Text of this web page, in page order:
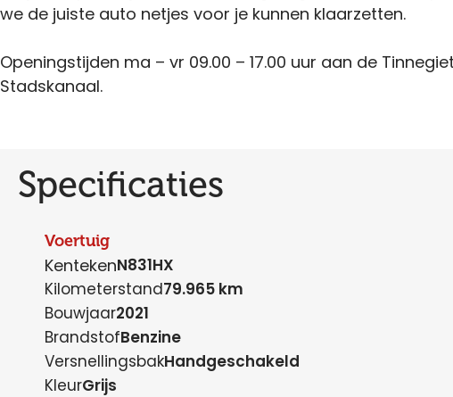
we de juiste auto netjes voor je kunnen klaarzetten.
Openingstijden ma – vr 09.00 – 17.00 uur aan de
Stadskanaal.
Specificaties
Voertuig
KentekenN831HX
Kilometerstand79.965 km
Bouwjaar2021
BrandstofBenzine
VersnellingsbakHandgeschakeld
KleurGrijs